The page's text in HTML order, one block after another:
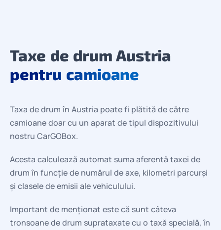
Taxe de drum Austria
pentru camioane
Taxa de drum în Austria poate fi plătită de către
camioane doar cu un aparat de tipul dispozitivului
nostru CarGOBox.
Acesta calculează automat suma aferentă taxei de
drum în funcție de numărul de axe, kilometri parcurși
și clasele de emisii ale vehiculului.
Important de menționat este că sunt câteva
tronsoane de drum suprataxate cu o taxă specială, în